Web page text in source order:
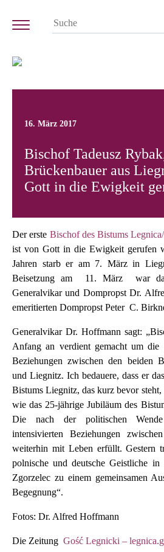
16. März 2017
Bischof Tadeusz
Brückenbauer aus
Gott in die Ewigkeit
Der erste Bischof des Bistums
ist von Gott in die Ewigkeit gerufen
Jahren starb er am 7. März in
Beisetzung am 11. März war
Generalvikar und Dompropst Dr.
emeritierten Dompropst Peter C.
Generalvikar Dr. Hoffmann sagt:
Anfang an verdient gemacht um die
Beziehungen zwischen den beiden
und Liegnitz. Ich bedauere, dass er
Bistums Liegnitz, das kurz bevor steht,
wie das 25-jährige Jubiläum des
Die nach der politischen
intensivierten Beziehungen
weiterhin mit Leben erfüllt. Gestern
polnische und deutsche Geistliche
Zgorzelec zu einem gemeinsamen
Begegnung“.
Fotos: Dr. Alfred Hoffmann
Die Zeitung Gość Legnicki –